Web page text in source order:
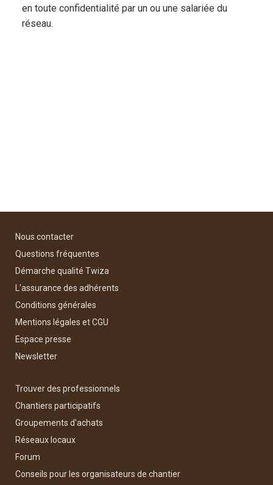
en toute confidentialité par un ou une salariée du
réseau.
Nous contacter
Questions fréquentes
Démarche qualité Twiza
L'assurance des adhérents
Conditions générales
Mentions légales et CGU
Espace presse
Newsletter
Trouver des professionnels
Chantiers participatifs
Groupements d'achats
Réseaux locaux
Forum
Conseils pour les organisateurs de chantier